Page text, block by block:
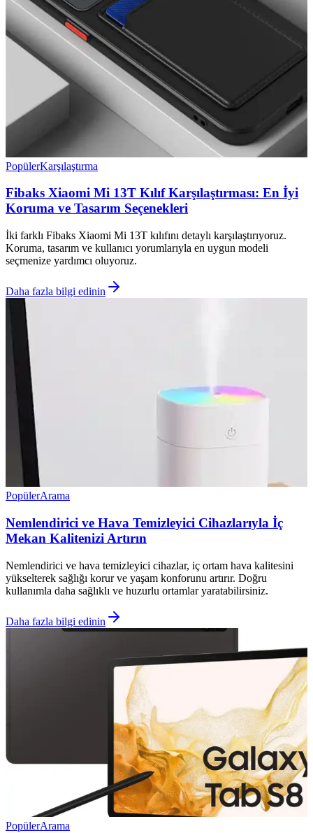
PopülerKarşılaştırma
Fibaks Xiaomi Mi 13T Kılıf Karşılaştırması: En İyi
Koruma ve Tasarım Seçenekleri
İki farklı Fibaks Xiaomi Mi 13T kılıfını detaylı karşılaştırıyoruz.
Koruma, tasarım ve kullanıcı yorumlarıyla en uygun modeli
seçmenize yardımcı oluyoruz.
Daha fazla bilgi edinin
PopülerArama
Nemlendirici ve Hava Temizleyici Cihazlarıyla İç
Mekan Kalitenizi Artırın
Nemlendirici ve hava temizleyici cihazlar, iç ortam hava kalitesini
yükselterek sağlığı korur ve yaşam konforunu artırır. Doğru
kullanımla daha sağlıklı ve huzurlu ortamlar yaratabilirsiniz.
Daha fazla bilgi edinin
PopülerArama